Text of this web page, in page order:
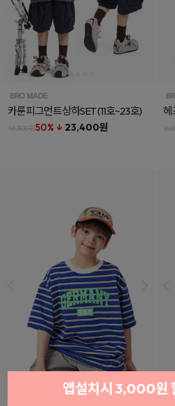
카룬피그먼트상하SET(11호~23호)
46,800원50% ↓ 23,400원
헤
앱설치시 3,000원